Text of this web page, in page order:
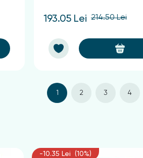
193.05 Lei 214.50 Lei
1 2 3 4
-10.35 Lei (10%)